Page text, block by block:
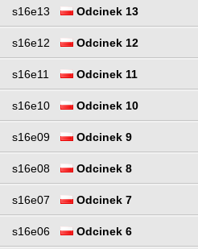
s16e13 Odcinek 13
s16e12 Odcinek 12
s16e11 Odcinek 11
s16e10 Odcinek 10
s16e09 Odcinek 9
s16e08 Odcinek 8
s16e07 Odcinek 7
s16e06 Odcinek 6